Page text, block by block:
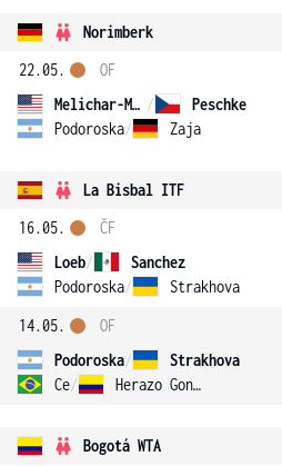
Norimberk
22.05.
Melichar-Martinez /
Peschke
Podoroska/ Zaja
OF
La Bisbal ITF
16.05.
Loeb/
Sanchez
Podoroska/ Strakhova
ČF
14.05.
Podoroska/
Strakhova
Ce/ Herazo Gonzalez
OF
Bogotá WTA